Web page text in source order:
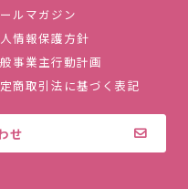
ルマガジン
情報保護方針
事業主行動計画
商取引法に基づく表記
せ